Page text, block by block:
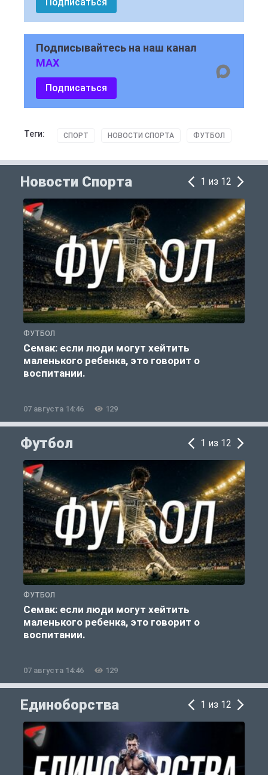
Подписывайтесь на наш канал
MAX
Подписаться
Теги: СПОРТ НОВОСТИ СПОРТА ФУТБОЛ
Новости Спорта 1 из 12
ФУТБОЛ
Семак: если люди могут хейтить
маленького ребенка, это говорит о
воспитании.
07 августа 14:46 129
Футбол 1 из 12
ФУТБОЛ
Семак: если люди могут хейтить
маленького ребенка, это говорит о
воспитании.
07 августа 14:46 129
Единоборства 1 из 12